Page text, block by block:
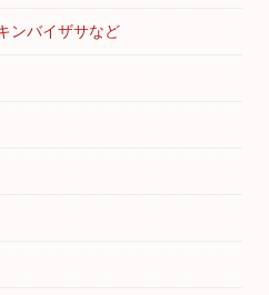
ンバイザサなど